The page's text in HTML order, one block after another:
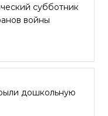
субботник
войны
дошкольную